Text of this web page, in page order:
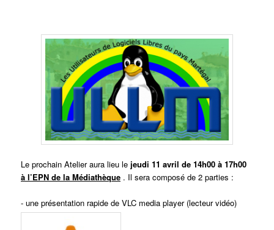
Le prochain Atelier aura lieu le jeudi 11 avril de 14h00 à 17h00
à l’EPN de la Médiathèque . Il sera composé de 2 parties :
- une présentation rapide de VLC media player (lecteur vidéo)